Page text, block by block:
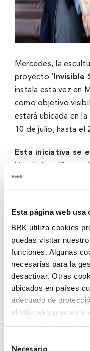
Esta página web usa
BBK utiliza cookies
puedas visitar
funciones. Algunas
necesarias para la
desactivar. Otras
ubicados en países
adecuado de
el sitio web gracias a
el uso que haga del
Mercedes, la
proyecto ‘Invisible
instala esta vez en
como objetivo
estará ubicada en
10 de julio, hasta el
Esta iniciativa se
con
abogan por la
desde el prisma de
los ODS.
En los días en los
vecinas de
dos actividades de
habrá una
13:30 horas
. Esta
Orozco ha